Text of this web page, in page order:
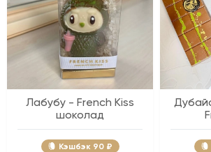
Лабубу - French Kiss
шоколад
Кэшбэк 90 ₽